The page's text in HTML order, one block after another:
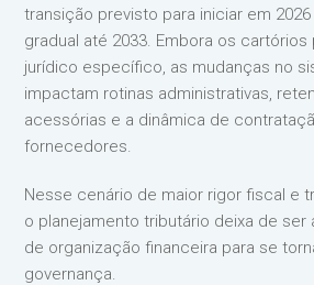
transição previsto para iniciar em
gradual até 2033. Embora os
jurídico específico, as mudanças no
impactam rotinas administrativas,
acessórias e a dinâmica de
fornecedores.
Nesse cenário de maior rigor fiscal e
o planejamento tributário deixa de ser
de organização financeira para se
governança.